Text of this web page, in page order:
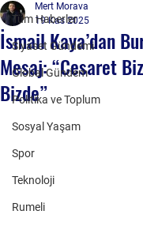
Tüm Haberler
Siyaset Gündemi
Global Gündem
Politika ve Toplum
Sosyal Yaşam
Spor
Teknoloji
Rumeli
İsmail Kaya’dan
Mesaj: “Cesaret
Bizde”
Mert Morava
19 Kas 2025